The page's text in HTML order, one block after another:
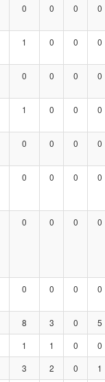
0 0 0 0
1 0 0 0
0 0 0 0
1 0 0 0
0 0 0 0
0 0 0 0
0 0 0 0
0 0 0 0
8 3 0 5
1 1 0 0
3 2 0 1